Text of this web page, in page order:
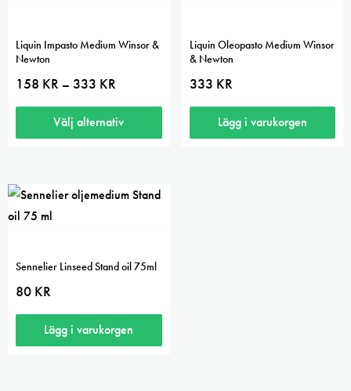
Liquin Impasto Medium Winsor &
Newton
158 KR – 333 KR
till
333 kr
Välj alternativ
produkten
har
De
olika
alternativen
Liquin Oleopasto Medium Winsor
& Newton
333 KR
Lägg i varukorgen
Sennelier Linseed Stand oil 75ml
80 KR
Lägg i varukorgen